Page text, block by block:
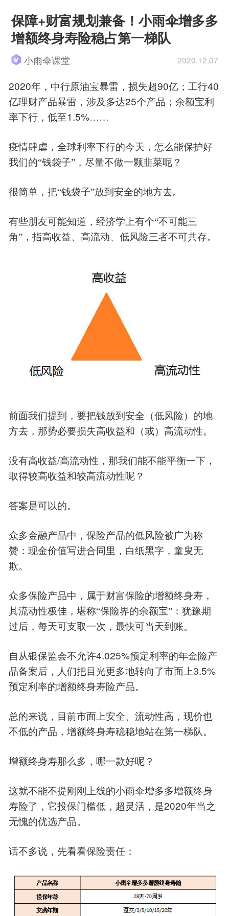
保障+财富规划兼备！小雨伞增多多
增额终身寿险稳占第一梯队
小雨伞课堂 2020.12.07
2020年，中行原油宝暴雷，损失超90亿；工行40
亿理财产品暴雷，涉及多达25个产品；余额宝利
率下行，低至1.5%……
疫情肆虐，全球利率下行的今天，怎么能保护好
我们的“钱袋子”，尽量不做一颗韭菜呢？
很简单，把“钱袋子”放到安全的地方去。
有些朋友可能知道，经济学上有个“不可能三
角”，指高收益、高流动、低风险三者不可共存。
前面我们提到，要把钱放到安全（低风险）的地
方去，那势必要损失高收益和（或）高流动性。
没有高收益/高流动性，那我们能不能平衡一下，
取得较高收益和较高流动性呢？
答案是可以的。
众多金融产品中，保险产品的低风险被广为称
赞：现金价值写进合同里，白纸黑字，童叟无
欺。
众多保险产品中，属于财富保险的增额终身寿，
其流动性极佳，堪称“保险界的余额宝”：犹豫期
过后，每天可支取一次，最快可当天到账。
自从银保监会不允许4.025%预定利率的年金险产
品备案后，人们把目光更多地转向了市面上3.5%
预定利率的增额终身寿险产品。
总的来说，目前市面上安全、流动性高，现价也
不低的产品，增额终身寿稳稳地站在第一梯队。
增额终身寿那么多，哪一款好呢？
这就不能不提刚刚上线的小雨伞增多多增额终身
寿险了，它投保门槛低，超灵活，是2020年当之
无愧的优选产品。
话不多说，先看看保险责任：